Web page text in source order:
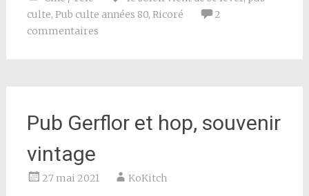
culte, Pub culte années 80, Ricoré
2
commentaires
Pub Gerflor et hop, souvenir
vintage
27 mai 2021 KoKitch